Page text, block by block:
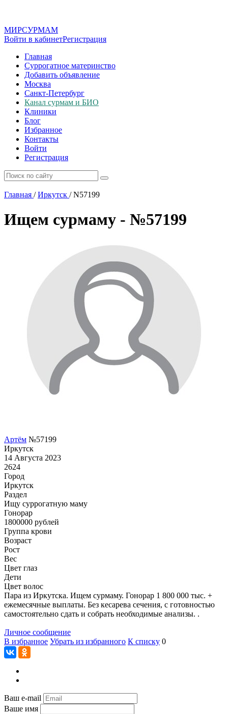
МИРСУРМАМ
Войти в кабинетРегистрация
Главная
Суррогатное материнство
Добавить объявление
Москва
Санкт-Петербург
Канал сурмам и БИО
Клиники
Блог
Избранное
Контакты
Войти
Регистрация
Главная / Иркутск /N57199
Ищем сурмаму - №57199
Артём №57199
Иркутск
14 Августа 2023
2624
Город
Иркутск
Раздел
Ищу суррогатную маму
Гонoрар
1800000 рублей
Группа крови
Возраст
Рост
Вес
Цвет глаз
Дети
Цвет волос
Пара из Иркутска. Ищем сурмаму. Гонорар 1 800 000 тыс. +
ежемесячные выплаты. Без кесарева сечения, с готовностью
самостоятельно сдать и собрать необходимые анализы. .
Личное сообщение
В избранное Убрать из избранного К списку 0
Ваш e-mail
Ваше имя